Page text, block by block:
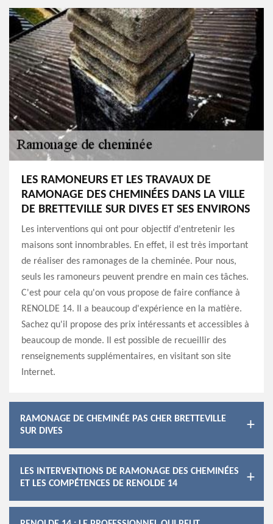
LES RAMONEURS ET LES TRAVAUX DE
RAMONAGE DES CHEMINÉES DANS LA VILLE
DE BRETTEVILLE SUR DIVES ET SES ENVIRONS
Les interventions qui ont pour objectif d'entretenir les
maisons sont innombrables. En effet, il est très important
de réaliser des ramonages de la cheminée. Pour nous,
seuls les ramoneurs peuvent prendre en main ces tâches.
C'est pour cela qu'on vous propose de faire confiance à
RENOLDE 14. Il a beaucoup d'expérience en la matière.
Sachez qu'il propose des prix intéressants et accessibles à
beaucoup de monde. Il est possible de recueillir des
renseignements supplémentaires, en visitant son site
Internet.
RAMONAGE DE CHEMINÉE PAS CHER BRETTEVILLE
SUR DIVES
LES INTERVENTIONS DE RAMONAGE DES CHEMINÉES
ET LES COMPÉTENCES DE RENOLDE 14